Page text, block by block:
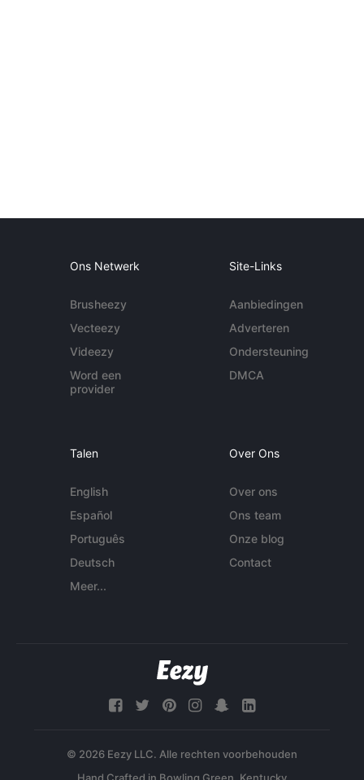
Ons Netwerk
Brusheezy
Vecteezy
Videezy
Word een
provider
Site-Links
Aanbiedingen
Adverteren
Ondersteuning
DMCA
Talen
English
Español
Português
Deutsch
Meer...
Over Ons
Over ons
Ons team
Onze blog
Contact
© 2026 Eezy LLC. Alle rechten voorbehouden